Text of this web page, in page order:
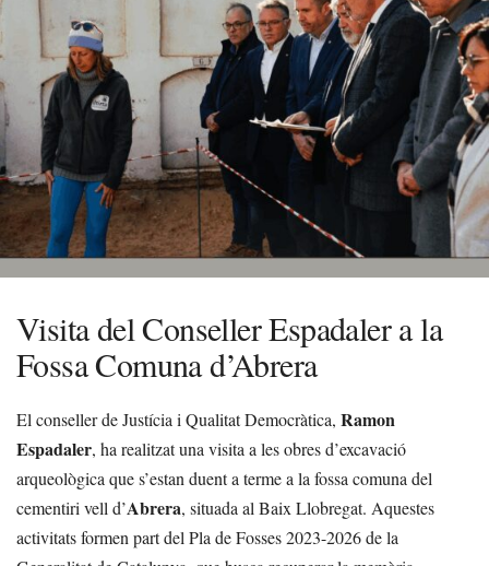
Visita del Conseller Espadaler a la
Fossa Comuna d’Abrera
El conseller de Justícia i Qualitat Democràtica, Ramon
Espadaler, ha realitzat una visita a les obres d’excavació
arqueològica que s’estan duent a terme a la fossa comuna del
cementiri vell d’Abrera, situada al Baix Llobregat. Aquestes
activitats formen part del Pla de Fosses 2023-2026 de la